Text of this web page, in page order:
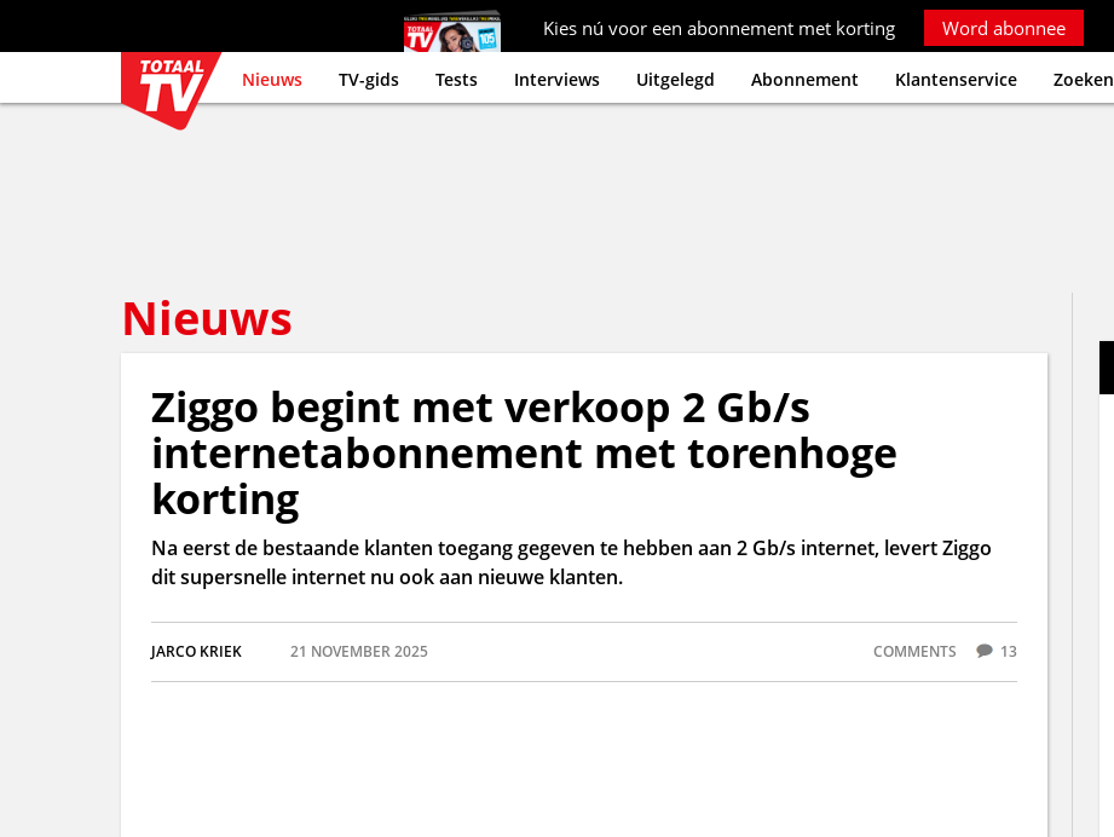
Kies nú voor een abonnement met korting Word abonnee
Nieuws TV-gids Tests Interviews Uitgelegd Abonnement Klantenservice Zoeken
Nieuws
Ziggo begint met verkoop 2 Gb/s
internetabonnement met torenhoge
korting
Na eerst de bestaande klanten toegang gegeven te hebben aan 2 Gb/s internet, levert Ziggo
dit supersnelle internet nu ook aan nieuwe klanten.
JARCO KRIEK 21 NOVEMBER 2025 COMMENTS 13